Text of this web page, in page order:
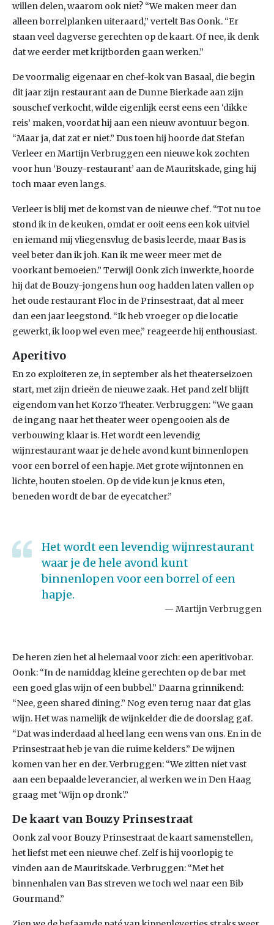
willen delen, waarom ook niet? “We maken meer dan
alleen borrelplanken uiteraard,” vertelt Bas Oonk. “Er
staan veel dagverse gerechten op de kaart. Of nee, ik denk
dat we eerder met krijtborden gaan werken.”
De voormalig eigenaar en chef-kok van Basaal, die begin
dit jaar zijn restaurant aan de Dunne Bierkade aan zijn
souschef verkocht, wilde eigenlijk eerst eens een ‘dikke
reis’ maken, voordat hij aan een nieuw avontuur begon.
“Maar ja, dat zat er niet.” Dus toen hij hoorde dat Stefan
Verleer en Martijn Verbruggen een nieuwe kok zochten
voor hun ‘Bouzy-restaurant’ aan de Mauritskade, ging hij
toch maar even langs.
Verleer is blij met de komst van de nieuwe chef. “Tot nu toe
stond ik in de keuken, omdat er ooit eens een kok uitviel
en iemand mij vliegensvlug de basis leerde, maar Bas is
veel beter dan ik joh. Kan ik me weer meer met de
voorkant bemoeien.” Terwijl Oonk zich inwerkte, hoorde
hij dat de Bouzy-jongens hun oog hadden laten vallen op
het oude restaurant Floc in de Prinsestraat, dat al meer
dan een jaar leegstond. “Ik heb vroeger op die locatie
gewerkt, ik loop wel even mee,” reageerde hij enthousiast.
Aperitivo
En zo exploiteren ze, in september als het theaterseizoen
start, met zijn drieën de nieuwe zaak. Het pand zelf blijft
eigendom van het Korzo Theater. Verbruggen: “We gaan
de ingang naar het theater weer opengooien als de
verbouwing klaar is. Het wordt een levendig
wijnrestaurant waar je de hele avond kunt binnenlopen
voor een borrel of een hapje. Met grote wijntonnen en
lichte, houten stoelen. Op de vide kun je knus eten,
beneden wordt de bar de eyecatcher.”
Het wordt een levendig wijnrestaurant
waar je de hele avond kunt
binnenlopen voor een borrel of een
hapje.
Martijn Verbruggen
De heren zien het al helemaal voor zich: een aperitivobar.
Oonk: “In de namiddag kleine gerechten op de bar met
een goed glas wijn of een bubbel.” Daarna grinnikend:
“Nee, geen shared dining.” Nog even terug naar dat glas
wijn. Het was namelijk de wijnkelder die de doorslag gaf.
“Dat was inderdaad al heel lang een wens van ons. En in de
Prinsestraat heb je van die ruime kelders.” De wijnen
komen van her en der. Verbruggen: “We zitten niet vast
aan een bepaalde leverancier, al werken we in Den Haag
graag met ‘Wijn op dronk’.”
De kaart van Bouzy Prinsestraat
Oonk zal voor Bouzy Prinsestraat de kaart samenstellen,
het liefst met een nieuwe chef. Zelf is hij voorlopig te
vinden aan de Mauritskade. Verbruggen: “Met het
binnenhalen van Bas streven we toch wel naar een Bib
Gourmand.”